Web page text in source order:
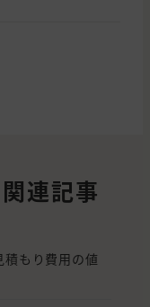
連記事
もり費用の値